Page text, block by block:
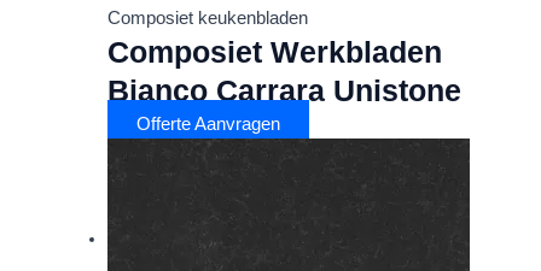
Composiet keukenbladen
Composiet Werkbladen
Bianco Carrara Unistone
Offerte Aanvragen